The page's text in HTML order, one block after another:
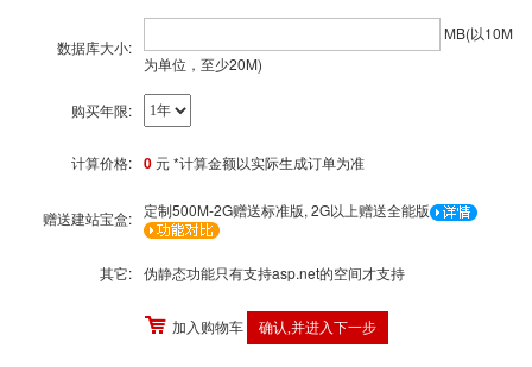
数据库大小:
MB(以10M
为单位，至少20M)
购买年限:
计算价格: 0元 *计算金额以实际生成订单为准
赠送建站宝盒: 定制500M-2G赠送标准版, 2G以上赠送全能版
其它: 伪静态功能只有支持asp.net的空间才支持
加入购物车